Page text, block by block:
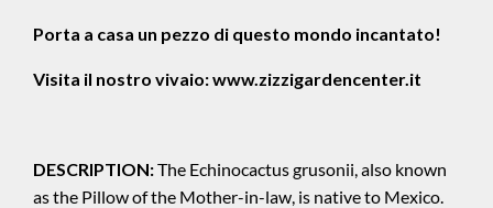
Porta a casa un pezzo di questo mondo incantato!
Visita il nostro vivaio:www.zizzigardencenter.it
DESCRIPTION:The Echinocactus grusonii, also known
as the Pillow of the Mother-in-law, is native to Mexico.